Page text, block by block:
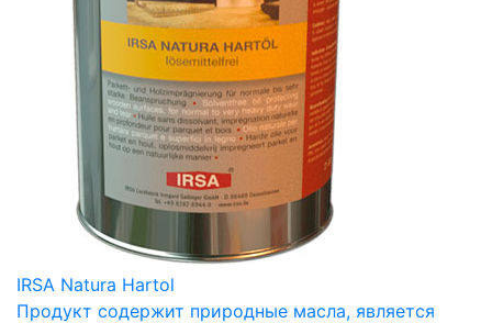
IRSA Natura Hartol
Продукт содержит природные масла, является